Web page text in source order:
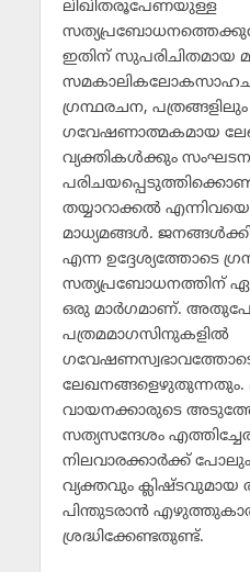
ലിഖിതരൂപേണയുള്ള
ഇതിന് സുപരിചിതമായ
ഗ്രന്ഥരചന,
ഗവേഷണാത്മകമായ
വ്യക്തികള്‍ക്കും
തയ്യാറാക്കല്‍
മാധ്യമങ്ങള്‍.
എന്ന ഉദ്ദേശ്യത്തോടെ
സത്യപ്രബോധനത്തിന്
ഒരു മാര്‍ഗമാണ്.
പത്രമമാഗസിനുകളില്‍
വായനക്കാരുടെ
സത്യസന്ദേശം
നിലവാരക്കാര്‍ക്ക് പോലും
വ്യക്തവും ക്ലിഷ്ടവുമായ
പിന്തുടരാന്‍ എഴുത്തുകാര്‍
ശ്രദ്ധിക്കേണ്ടതുണ്ട്.